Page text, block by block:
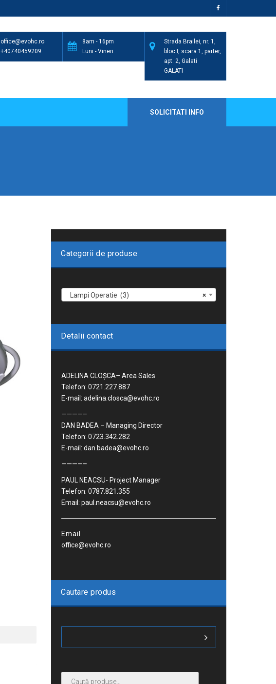
Strada Brailei, nr. 1,
bloc I, scara 1, parter,
apt. 2, Galati
GALATI
8am - 16pm
Luni - Vineri
office@evohc.ro
+40740459209
SOLICITATI INFO
Categorii de produse
×
Lampi Operatie (3)
Detalii contact
ADELINA CLOȘCA– Area Sales
Telefon: 0721.227.887
E-mail: adelina.closca@evohc.ro
————–
DAN BADEA – Managing Director
Telefon: 0723.342.282
E-mail: dan.badea@evohc.ro
————–
PAUL NEACSU- Project Manager
Telefon: 0787.821.355
Email: paul.neacsu@evohc.ro
Email
office@evohc.ro
Cautare produs